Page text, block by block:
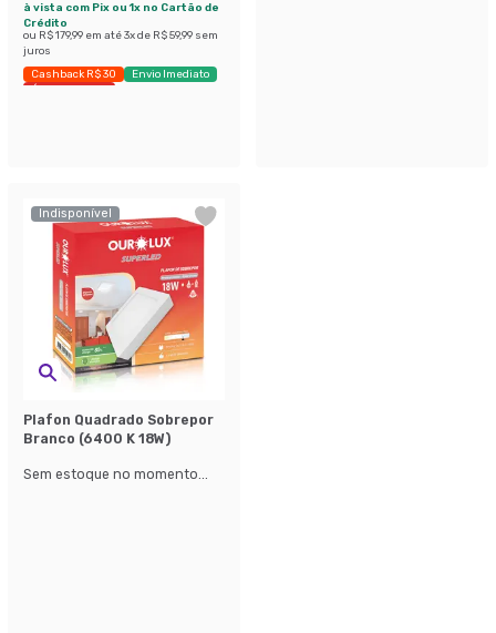
à vista com Pix ou 1x no Cartão de
Crédito
ou R$ 179,99 em até3x de R$ 59,99 sem
juros
Cashback R$ 30
Envio Imediato
Últimas peças
Indisponível
Plafon Quadrado Sobrepor
Branco (6400 K 18W)
Sem estoque no momento...